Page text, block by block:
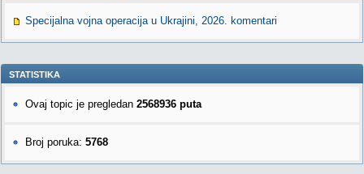
Specijalna vojna operacija u Ukrajini, 2026. komentari
STATISTIKA
Ovaj topic je pregledan 2568936 puta
Broj poruka: 5768